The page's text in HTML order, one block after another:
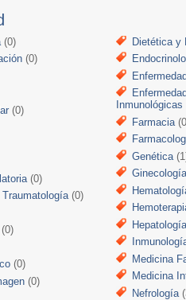
(0)
(0)
(0)
(0)
(0)
(0)
(0)
(0)
Dietética y
Inmunológicas
Farmacia
Genética
Ginecología
Hepatología
Medicina
Medicina
Nefrología